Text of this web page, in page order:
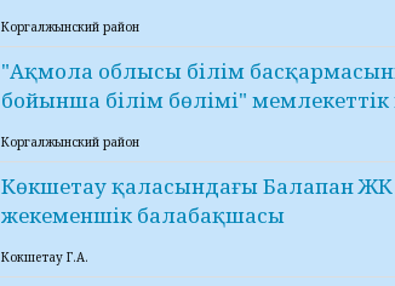
Коргалжынский район
"Ақмола облысы білім
бойынша білім бөлімі" мемлекеттік
Коргалжынский район
Көкшетау қаласындағы Балапан ЖК
жекеменшік балабақшасы
Кокшетау Г.А.